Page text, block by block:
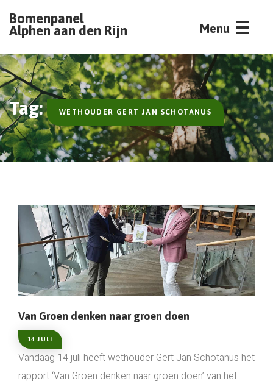
Bomenpanel
Alphen aan den Rijn Menu
Tag: WETHOUDER GERT JAN SCHOTANUS
Van Groen denken naar groen doen
14 JULI
Vandaag 14 juli heeft wethouder Gert Jan Schotanus het
rapport ‘Van Groen denken naar groen doen’ van het